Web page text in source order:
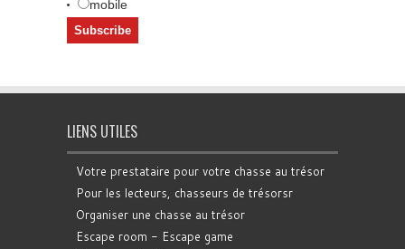
mobile
LIENS UTILES
Votre prestataire pour votre chasse au trésor
Pour les lecteurs, chasseurs de trésorsr
Organiser une chasse au trésor
Escape room - Escape game